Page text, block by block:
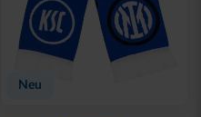
Neu